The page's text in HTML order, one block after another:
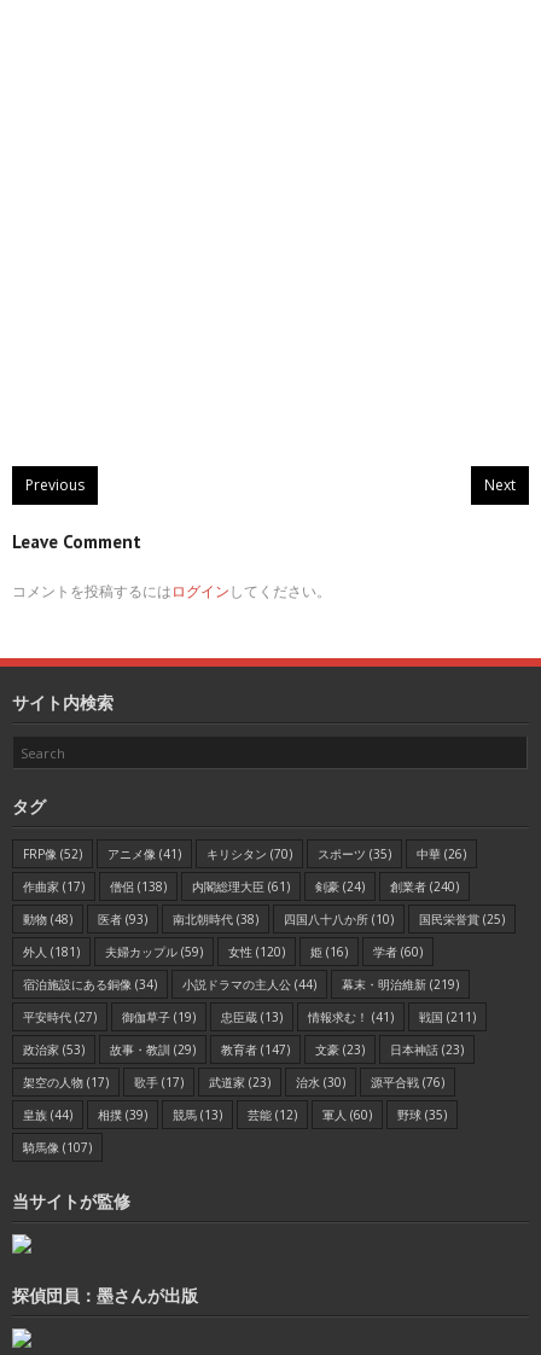
Previous Next
Leave Comment
コメントを投稿するにはログインしてください。
サイト内検索
タグ
FRP像 (52) アニメ像 (41) キリシタン (70) スポーツ (35) 中華 (26)
作曲家 (17) 僧侶 (138) 内閣総理大臣 (61) 剣豪 (24) 創業者 (240)
動物 (48) 医者 (93) 南北朝時代 (38) 四国八十八か所 (10) 国民栄誉賞 (25)
外人 (181) 夫婦カップル (59) 女性 (120) 姫 (16) 学者 (60)
宿泊施設にある銅像 (34) 小説ドラマの主人公 (44) 幕末・明治維新 (219)
平安時代 (27) 御伽草子 (19) 忠臣蔵 (13) 情報求む！ (41) 戦国 (211)
政治家 (53) 故事・教訓 (29) 教育者 (147) 文豪 (23) 日本神話 (23)
架空の人物 (17) 歌手 (17) 武道家 (23) 治水 (30) 源平合戦 (76)
皇族 (44) 相撲 (39) 競馬 (13) 芸能 (12) 軍人 (60) 野球 (35)
騎馬像 (107)
当サイトが監修
探偵団員：墨さんが出版